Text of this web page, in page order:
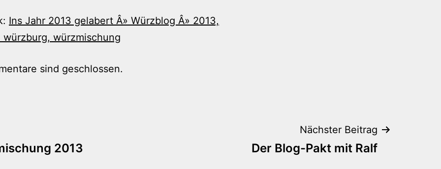
Ins Jahr 2013 gelabert Â» Würzblog Â» 2013,
würzburg, würzmischung
sind geschlossen.
2013
Nächster Beitrag
Der Blog-Pakt mit Ralf